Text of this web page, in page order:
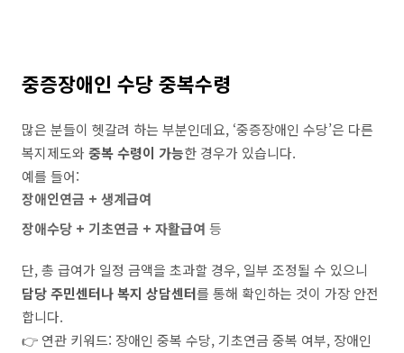
중증장애인 수당 중복수령
많은 분들이 헷갈려 하는 부분인데요, ‘중증장애인 수당’은 다른
복지제도와 중복 수령이 가능한 경우가 있습니다.
예를 들어:
장애인연금 + 생계급여
장애수당 + 기초연금 + 자활급여 등
단, 총 급여가 일정 금액을 초과할 경우, 일부 조정될 수 있으니
담당 주민센터나 복지 상담센터를 통해 확인하는 것이 가장 안전
합니다.
👉 연관 키워드: 장애인 중복 수당, 기초연금 중복 여부, 장애인